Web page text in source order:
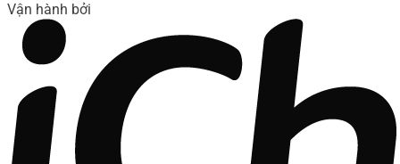
Vận hành bởi